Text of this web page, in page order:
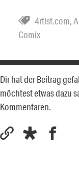
4rtist.com,
Comix
Dir hat der Beitrag
möchtest etwas dazu
Kommentaren.